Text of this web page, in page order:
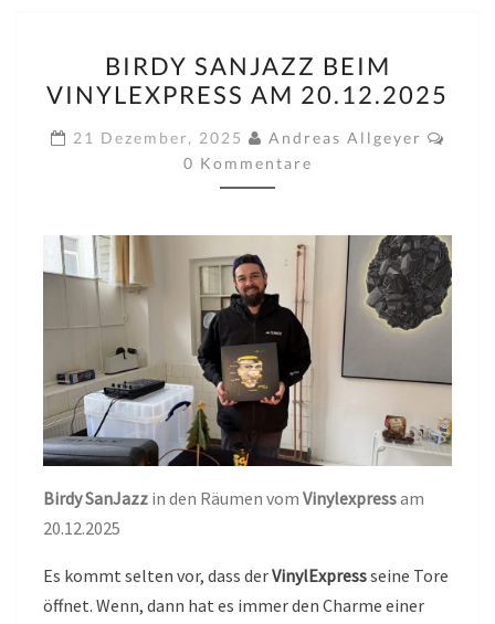
SANJAZZ
BEIM
VINYLEXPRESS
AM
20.12.2025
BIRDY SANJAZZ BEIM
VINYLEXPRESS AM 20.12.2025
21 Dezember, 2025 Andreas Allgeyer
0 Kommentare
Birdy SanJazz in den Räumen vom Vinylexpressam
20.12.2025
Es kommt selten vor, dass derVinylExpressseine Tore
öffnet. Wenn, dann hat es immer den Charme einer